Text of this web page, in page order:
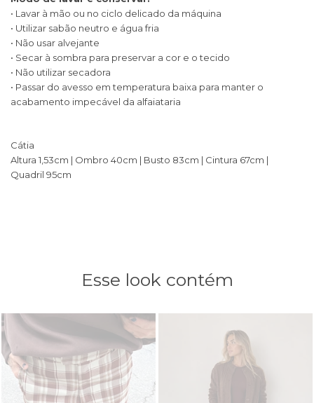
• Lavar à mão ou no ciclo delicado da máquina
• Utilizar sabão neutro e água fria
• Não usar alvejante
• Secar à sombra para preservar a cor e o tecido
• Não utilizar secadora
• Passar do avesso em temperatura baixa para manter o
acabamento impecável da alfaiataria
Cátia
Altura 1,53cm | Ombro 40cm | Busto 83cm | Cintura 67cm |
Quadril 95cm
Esse look contém